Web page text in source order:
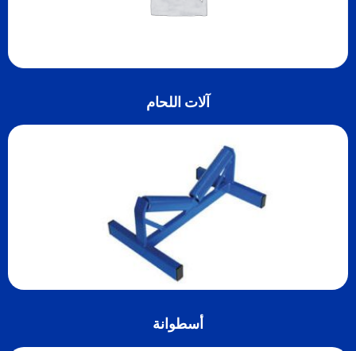
آلات اللحام
أسطوانة